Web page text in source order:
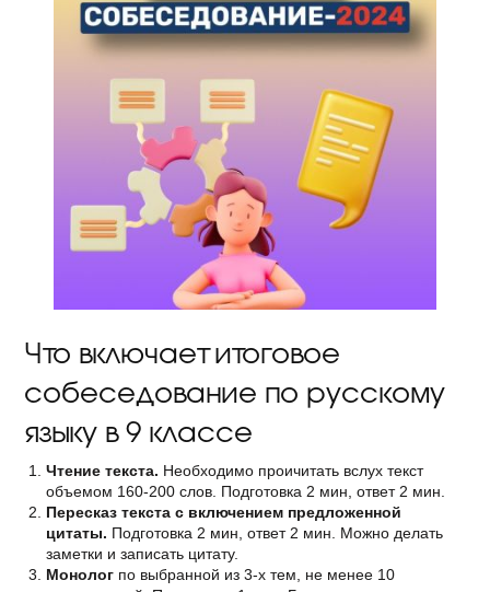
Что включает итоговое
собеседование по русскому
языку в 9 классе
Чтение текста. Необходимо проичитать вслух текст
объемом 160-200 слов. Подготовка 2 мин, ответ 2 мин.
Пересказ текста с включением предложенной
цитаты. Подготовка 2 мин, ответ 2 мин. Можно делать
заметки и записать цитату.
Монолог по выбранной из 3-х тем, не менее 10